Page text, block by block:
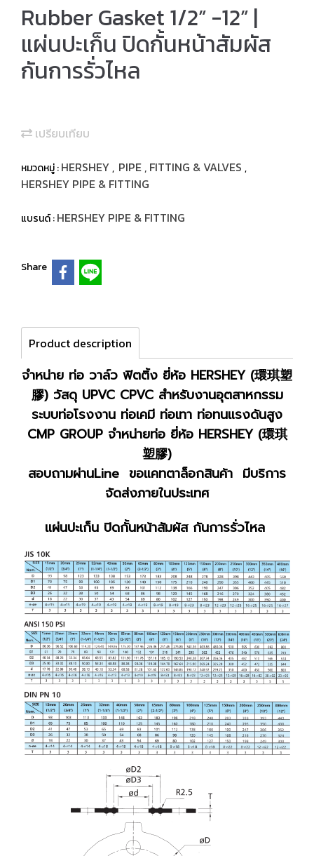
Rubber Gasket 1/2” -12” |
แผ่นปะเก็น ปิดกั้นหน้าสัมผัส
กันการรั่วไหล
เปรียบเทียบ
หมวดหมู่ :HERSHEY, PIPE , FITTING & VALVES ,
HERSHEY PIPE & FITTING
แบรนด์ :HERSHEY PIPE & FITTING
Share
Product description
จำหน่าย ท่อ วาล์ว ฟิตติ้ง ยี่ห้อ HERSHEY (環琪塑
膠) วัสดุ UPVC CPVC สำหรับงานอุตสาหกรรม
ระบบท่อโรงงาน ท่อเคมี ท่อเทา ท่อทนแรงดันสูง
CMP GROUP จำหน่ายท่อ ยี่ห้อ HERSHEY (環琪
塑膠)
สอบถามผ่านLine ขอแคทตาล็อกสินค้า มีบริการ
จัดส่งภายในประเทศ
แผ่นปะเก็น ปิดกั้นหน้าสัมผัส กันการรั่วไหล